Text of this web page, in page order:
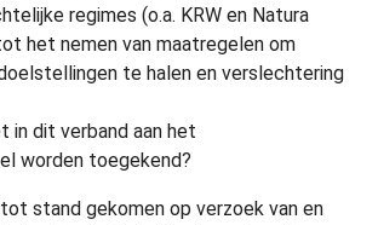
regimes (o.a. KRW en Natura
het nemen van maatregelen om
te halen en verslechtering
in dit verband aan het
worden toegekend?
stand gekomen op verzoek van en